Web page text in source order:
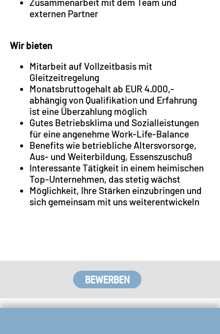
externen Partner
Wir bieten
Mitarbeit auf Vollzeitbasis mit
Gleitzeitregelung
Monatsbruttogehalt ab EUR 4.000,-
abhängig von Qualifikation und Erfahrung
ist eine Überzahlung möglich
Gutes Betriebsklima und Sozialleistungen
für eine angenehme Work-Life-Balance
Benefits wie betriebliche Altersvorsorge,
Aus- und Weiterbildung, Essenszuschuß
Interessante Tätigkeit in einem heimischen
Top-Unternehmen, das stetig wächst
Möglichkeit, Ihre Stärken einzubringen und
sich gemeinsam mit uns weiterentwickeln